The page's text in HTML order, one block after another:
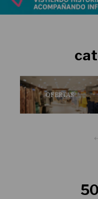
OFERTAS